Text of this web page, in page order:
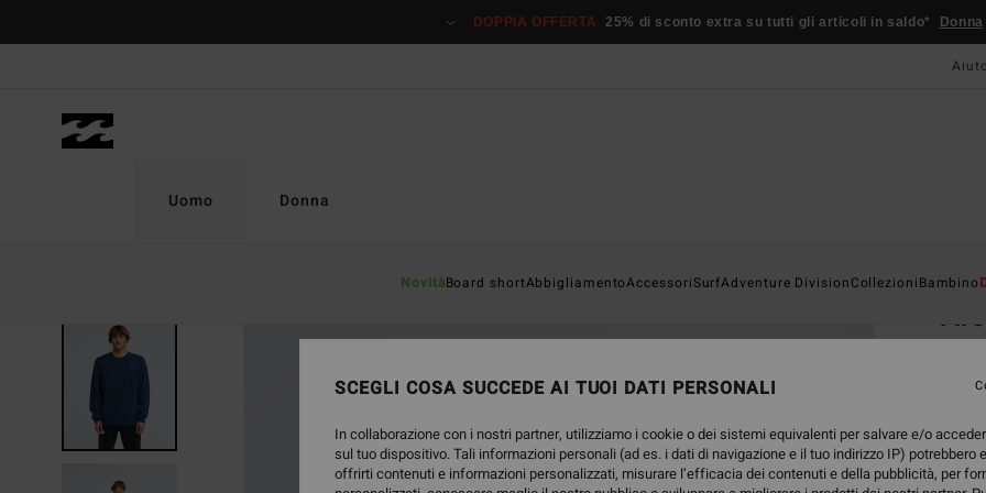
prodotto
DOPPIA OFFERTA 25% di sconto extra su tutti gli articoli in saldo* Donna
Uomo
NovitàBoard shortAbbigliamentoAccessoriSurfAdventure DivisionCollezioniBambino
Donna
Colori
SCEGLI COSA SUCCEDE AI TUOI DATI PERSONALI
In collaborazione con i nostri partner, utilizziamo i cookie o dei sistemi equivalenti per salvare e/o
sul tuo dispositivo. Tali informazioni personali (ad es. i dati di navigazione e il tuo indirizzo IP) potrebbero
offrirti contenuti e informazioni personalizzati, misurare l’efficacia dei contenuti e della pubblicità, per